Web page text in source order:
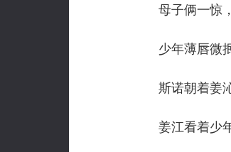
母子俩一惊，
少年薄唇微抿
斯诺朝着姜沁
姜江看着少年